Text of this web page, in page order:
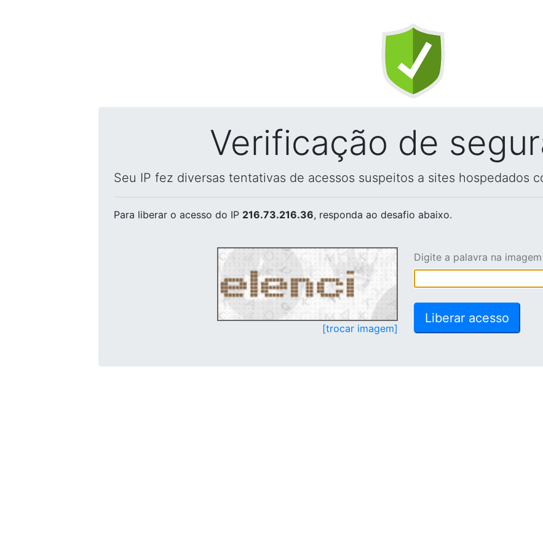
Verificação de
Seu IP fez diversas tentativas de acessos suspeitos a sites hospedados
Para liberar o acesso do IP 216.73.216.36, responda ao desafio abaixo.
[trocar imagem]
Digite a palavra na